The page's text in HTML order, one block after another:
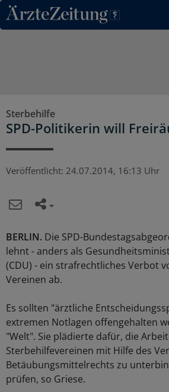
Direkt zum Inhaltsbereich
Sterbehilfe
SPD-Politikerin will
Veröffentlicht: 24.07.2014, 16:13 Uhr
BERLIN. Die SPD-
lehnt - anders als
(CDU) - ein strafrechtliches Verbot
Vereinen ab.
Es sollten "ärztliche
extremen Notlagen offengehalten
"Welt". Sie plädierte dafür, die
Sterbehilfevereinen mit Hilfe des
Betäubungsmittelrechts zu
prüfen, so Griese.